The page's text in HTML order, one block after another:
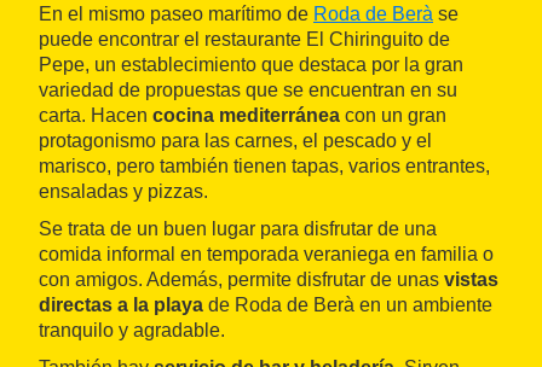
En el mismo paseo marítimo de Roda de Berà se
puede encontrar el restaurante El Chiringuito de
Pepe, un establecimiento que destaca por la gran
variedad de propuestas que se encuentran en su
carta. Hacen cocina mediterránea con un gran
protagonismo para las carnes, el pescado y el
marisco, pero también tienen tapas, varios entrantes,
ensaladas y pizzas.
Se trata de un buen lugar para disfrutar de una
comida informal en temporada veraniega en familia o
con amigos. Además, permite disfrutar de unas vistas
directas a la playa de Roda de Berà en un ambiente
tranquilo y agradable.